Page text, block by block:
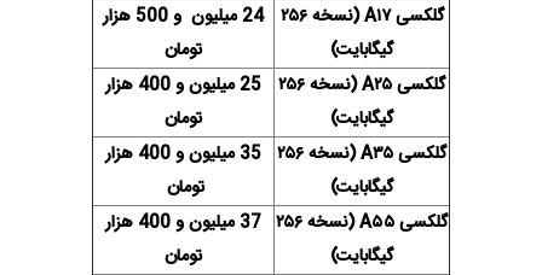
گلکسی A۱۷ (نسخه ۲۵۶
گیگابایت)
24 میلیون و 500 هزار
تومان
گلکسی A۲۵ (نسخه ۲۵۶
گیگابایت)
25 میلیون و 400 هزار
تومان
گلکسی A۳۵ (نسخه ۲۵۶
گیگابایت)
35 میلیون و 400 هزار
تومان
گلکسی A۵۵ (نسخه ۲۵۶
گیگابایت)
37 میلیون و 400 هزار
تومان